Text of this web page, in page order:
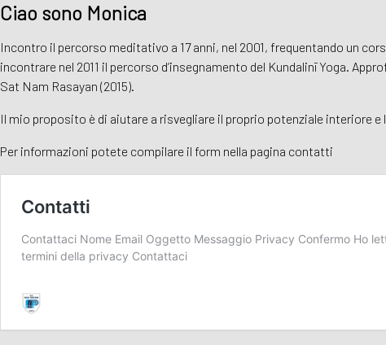
Ciao sono Monica
Incontro il percorso meditativo a 17 anni, nel 2001, frequentando un
incontrare nel 2011 il percorso d’insegnamento del Kundalinī Yoga.
Sat Nam Rasayan (2015).
Il mio proposito è di aiutare a risvegliare il proprio potenziale interiore
Per informazioni potete compilare il form nella pagina contatti